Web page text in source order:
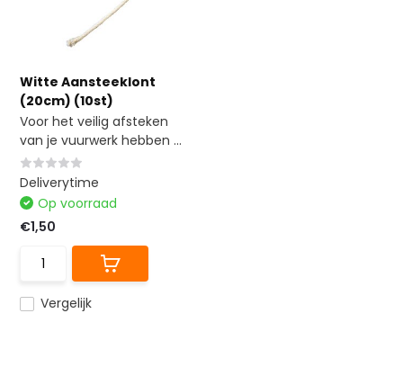
Witte Aansteeklont
(20cm) (10st)
Voor het veilig afsteken
van je vuurwerk hebben ...
Vergelijk
Deliverytime
Op voorraad
€1,50